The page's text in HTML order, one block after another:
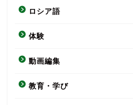
ロシア語
体験
動画編集
教育・学び